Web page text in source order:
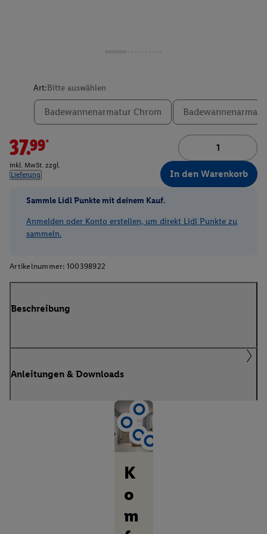
Art:Bitte auswählen
Badewannenarmatur Chrom
37.99*
inkl. MwSt. zzgl.
Lieferung
In den Warenkorb
Sammle Lidl Punkte mit deinem Kauf.
Anmelden oder Konto erstellen, um direkt Lidl Punkte zu
sammeln.
Artikelnummer: 100398922
Beschreibung
Anleitungen & Downloads
K
o
m